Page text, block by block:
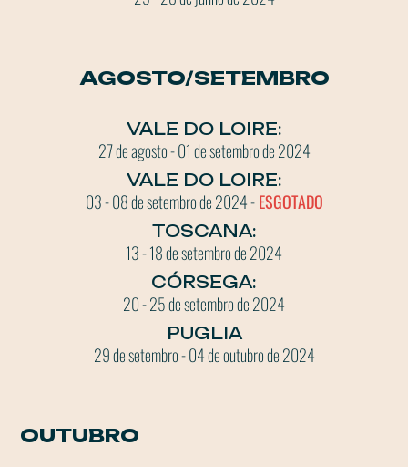
AGOSTO/SETEMBRO
VALE DO LOIRE:
27 de agosto - 01 de setembro de 2024
VALE DO LOIRE:
03 - 08 de setembro de 2024 - ESGOTADO
TOSCANA:
13 - 18 de setembro de 2024
CÓRSEGA:
20 - 25 de setembro de 2024
PUGLIA
29 de setembro - 04 de outubro de 2024
OUTUBRO